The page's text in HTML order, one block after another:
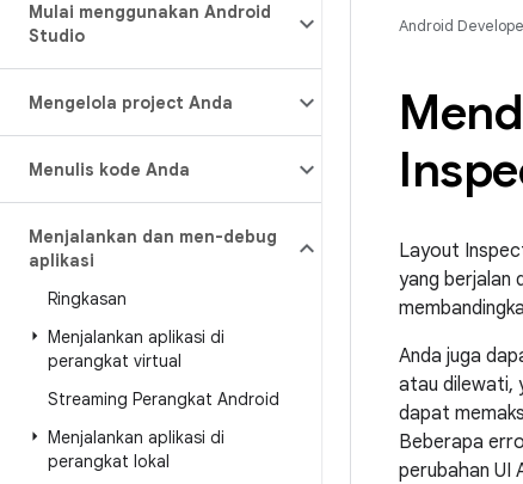
Mulai menggunakan Android
Studio
Mengelola project Anda
Menulis kode Anda
Menjalankan dan men-debug
aplikasi
Ringkasan
Menjalankan aplikasi di
perangkat virtual
Streaming Perangkat Android
Menjalankan aplikasi di
perangkat lokal
Android
Layout
yang berjalan
Anda juga
atau dilewati,
dapat
Beberapa
perubahan UI